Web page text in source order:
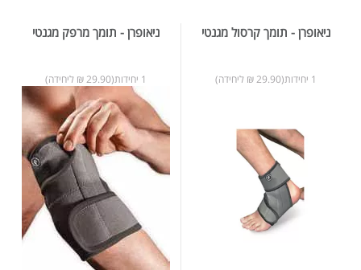
ניאופרן - תומך קרסול מגנטי
1 יחידות(29.90 ₪ ליחידה)
ניאופרן - תומך מרפק מגנטי
1 יחידות(29.90 ₪ ליחידה)